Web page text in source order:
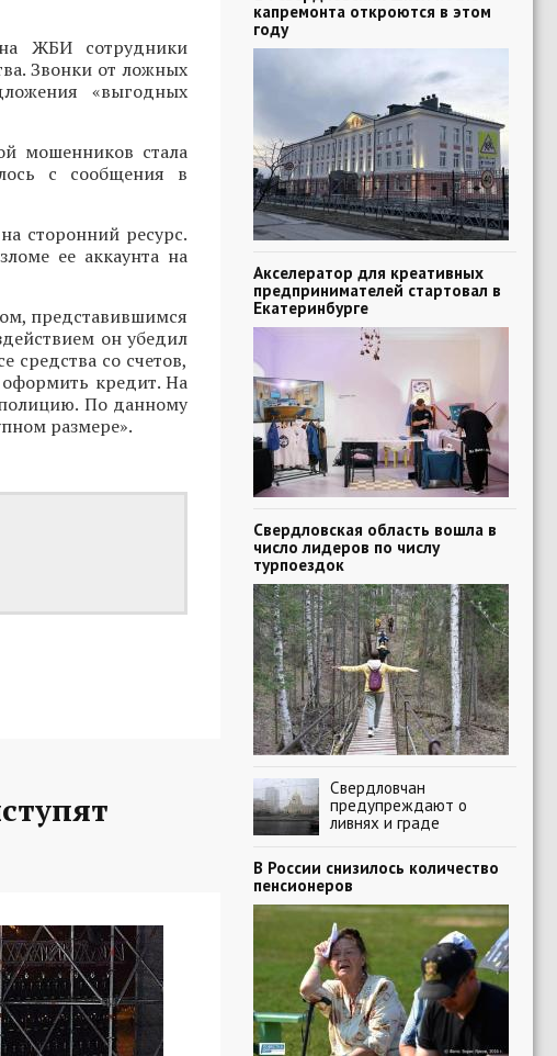
ЖБИ сотрудники
Звонки от ложных
«выгодных
мошенников стала
с сообщения в
сторонний ресурс.
ее аккаунта на
представившимся
он убедил
средства со счетов,
оформить кредит. На
По данному
размере».
капремонта откроются в этом
году
Акселератор для креативных
предпринимателей стартовал в
Екатеринбурге
Свердловская область вошла в
число лидеров по числу
турпоездок
Свердловчан
предупреждают о
ливнях и граде
В России снизилось количество
пенсионеров